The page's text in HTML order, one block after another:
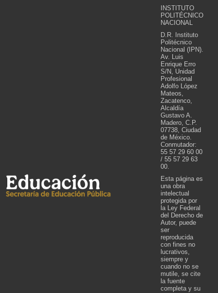
INSTITUTO
POLITÉCNICO
NACIONAL
D.R. Instituto
Politécnico
Nacional (IPN).
Av. Luis
Enrique Erro
S/N, Unidad
Profesional
Adolfo López
Mateos,
Zacatenco,
Alcaldía
Gustavo A.
Madero, C.P.
07738, Ciudad
de México.
Conmutador:
55 57 29 60 00
/ 55 57 29 63
00.
Esta página es
una obra
intelectual
protegida por
la Ley Federal
del Derecho de
Autor, puede
ser
reproducida
con fines no
lucrativos,
siempre y
cuando no se
mutile, se cite
la fuente
completa y su